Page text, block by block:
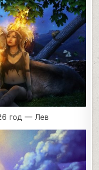
год — Лев